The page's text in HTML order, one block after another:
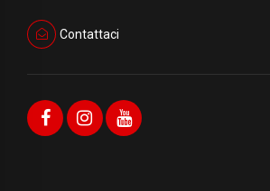
Contattaci